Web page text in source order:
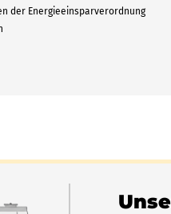
der Energieeinsparverordnung